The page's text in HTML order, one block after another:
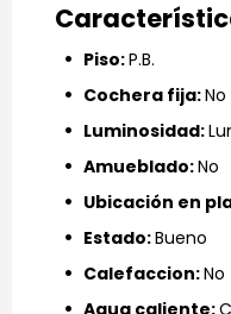
wifi_1_bar Piso:P.B.
wifi_1_bar Cochera fija:No
wifi_1_bar Luminosidad:
wifi_1_bar Amueblado:No
wifi_1_bar Ubicación en
wifi_1_bar Estado:Bueno
wifi_1_bar Calefaccion:No
wifi_1_bar Agua caliente: